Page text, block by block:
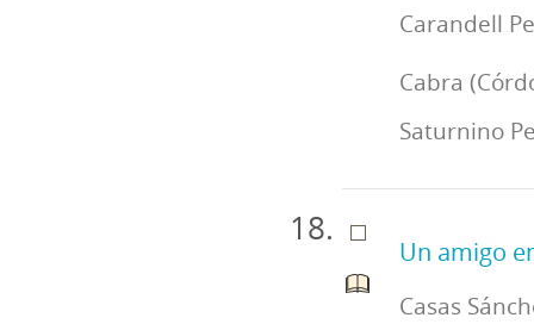
Carandell
Cabra
Saturnino
Un amigo
Casas